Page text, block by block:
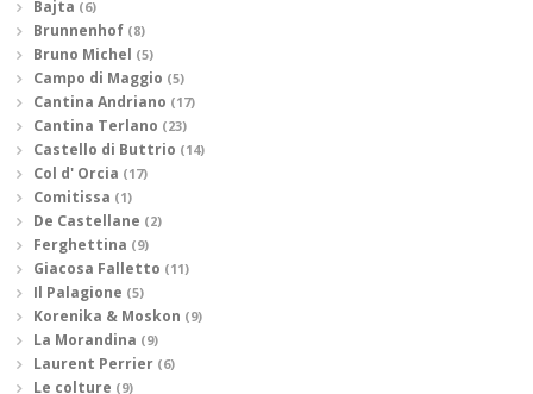
Bajta (6)
Brunnenhof (8)
Bruno Michel (5)
Campo di Maggio (5)
Cantina Andriano (17)
Cantina Terlano (23)
Castello di Buttrio (14)
Col d' Orcia (17)
Comitissa (1)
De Castellane (2)
Ferghettina (9)
Giacosa Falletto (11)
Il Palagione (5)
Korenika & Moskon (9)
La Morandina (9)
Laurent Perrier (6)
Le colture (9)